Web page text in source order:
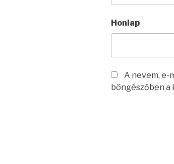
Honlap
A nevem, e-
böngészőben a